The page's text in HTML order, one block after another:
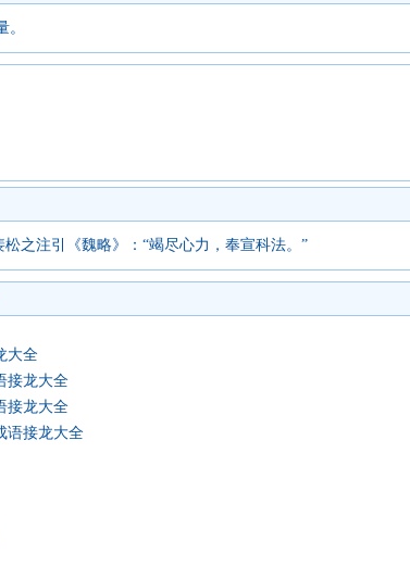
松之注引《魏略》：“竭尽心力，奉宣科法。”
大全
接龙大全
接龙大全
语接龙大全